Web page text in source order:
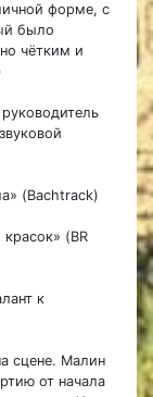
форме, с
было
чётким и
(Bachtrack)
(BR
к
сцене. Малин
от начала